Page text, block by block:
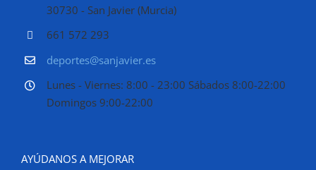
30730 - San Javier (Murcia)
661 572 293
deportes@sanjavier.es
Lunes - Viernes: 8:00 - 23:00 Sábados 8:00-22:00
Domingos 9:00-22:00
AYÚDANOS A MEJORAR